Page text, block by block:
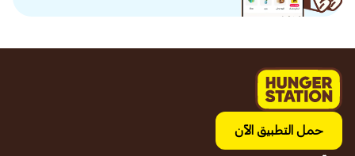
حمل التطبيق الآن